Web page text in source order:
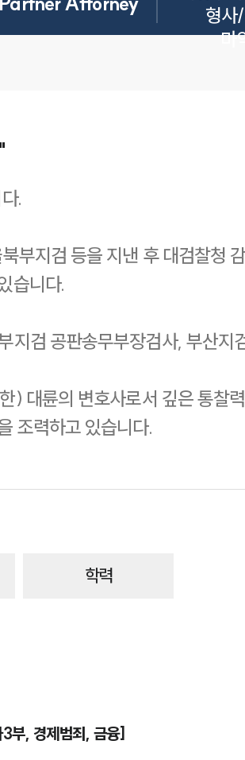
형사
마
.
부지검 등을 지낸 후 대검찰청
습니다.
지검 공판송무부장검사, 부산
) 대륜의 변호사로서 깊은 통찰
조력하고 있습니다.
학력
3부, 경제범죄, 금융]